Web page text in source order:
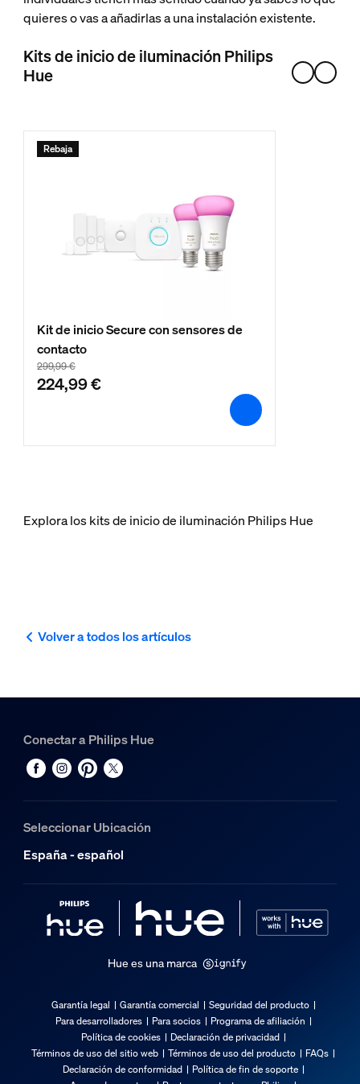
quieres o vas a añadirlas a una instalación existente.
Kits de inicio de iluminación Philips
Hue
Rebaja
Kit de inicio Secure con sensores de
contacto
299,99 €
224,99 €
Explora los kits de inicio de iluminación Philips Hue
Volver a todos los artículos
Conectar a Philips Hue
Seleccionar Ubicación
España - español
Hue es una marca
Garantía legal Garantía comercial
Seguridad del producto
Para desarrolladores
Para socios
Programa de afiliación
Política de cookies
Declaración de privacidad
Términos de uso del sitio web
Términos de uso del producto
FAQs
Declaración de conformidad
Política de fin de soporte